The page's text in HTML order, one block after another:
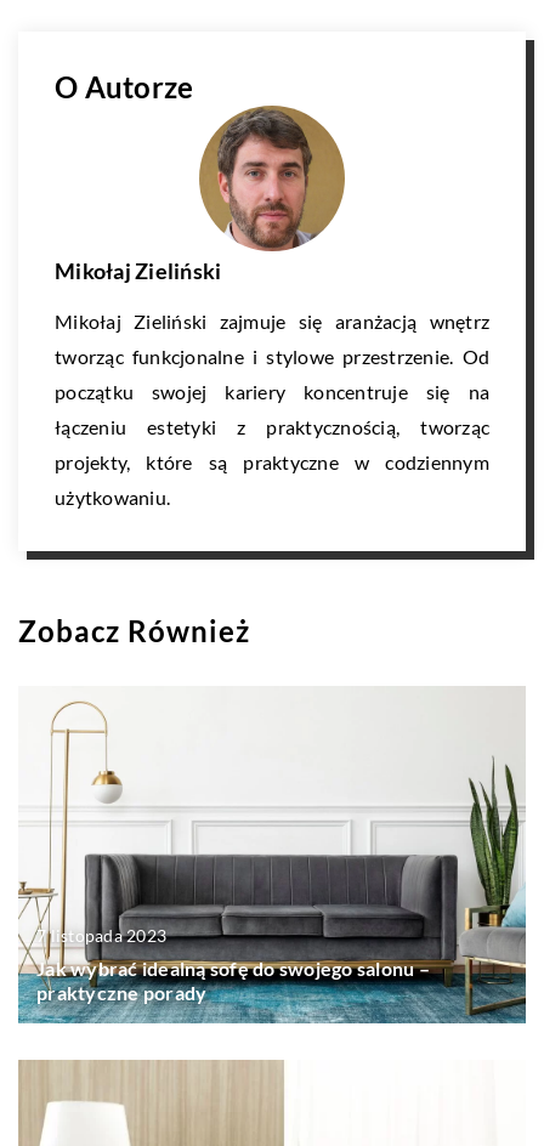
O Autorze
Mikołaj Zieliński
Mikołaj Zieliński zajmuje się aranżacją wnętrz
tworząc funkcjonalne i stylowe przestrzenie. Od
początku swojej kariery koncentruje się na
łączeniu estetyki z praktycznością, tworząc
projekty, które są praktyczne w codziennym
użytkowaniu.
Zobacz Również
7 listopada 2023
Jak wybrać idealną sofę do swojego salonu –
praktyczne porady